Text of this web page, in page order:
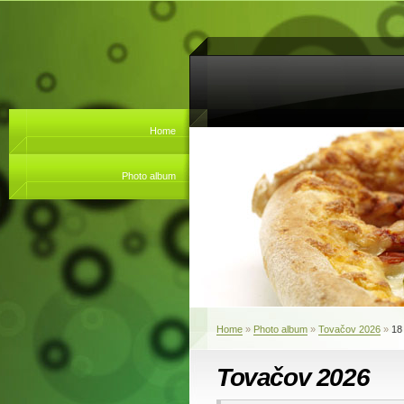
Home
Photo album
Home » Photo album » Tovačov 2026 » 18
Tovačov 2026